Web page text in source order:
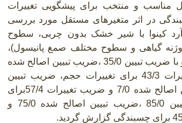
مناسب و منتخب برای پیشگویی تغییرات
در اثر متغیرهای مستقل مورد بررسی
کینوا با شیر خشک بدون چربی، سطوح
گیاهی و سطوح مختلف صمغ پانیسول)،
مدل خطی درجه دو با ضریب تبیین 35/0 ،ضریب تبیین اصالح شده
83/0 و ضریب تغییرات 43/3 برای تغییرات حجم، ضریب تبیین
78/0 ، ضریب تبیین اصالح شده 7/0 و ضریب تغییرات 57/4برای
سفتی و ضریب تبیین 85/0 ،ضریب تبیین اصالح شده 75/0 و